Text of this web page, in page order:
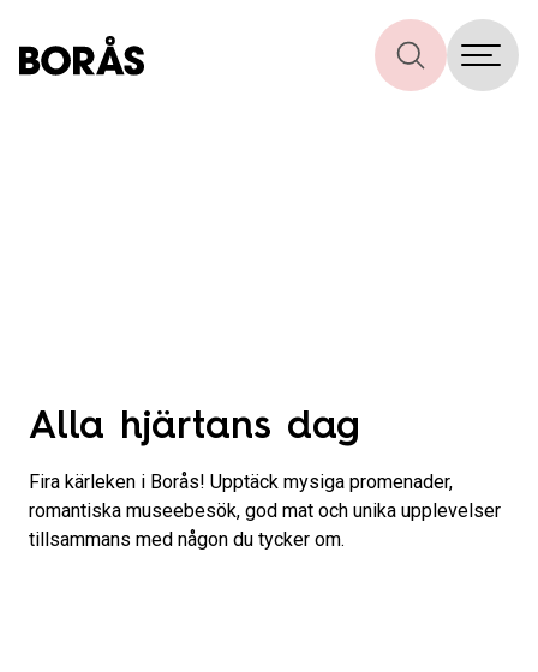
Alla hjärtans dag
Fira kärleken i Borås! Upptäck mysiga promenader,
romantiska museebesök, god mat och unika upplevelser
tillsammans med någon du tycker om.